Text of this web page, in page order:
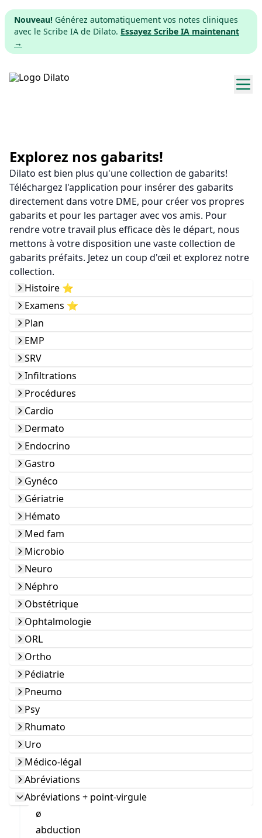
Nouveau! Générez automatiquement vos notes cliniques
avec le Scribe IA de Dilato. Essayez Scribe IA maintenant
→
Tarifs
Télécharger
App web
S'inscrire
Explorez nos gabarits!
Dilato est bien plus qu'une collection de gabarits!
Téléchargez l'application pour insérer des gabarits
directement dans votre DME, pour créer vos propres
gabarits et pour les partager avec vos amis. Pour
rendre votre travail plus efficace dès le départ, nous
mettons à votre disposition une vaste collection de
gabarits préfaits. Jetez un coup d'œil et explorez notre
collection.
Histoire ⭐️
Examens ⭐️
Plan
EMP
SRV
Infiltrations
Procédures
Cardio
Dermato
Endocrino
Gastro
Gynéco
Gériatrie
Hémato
Med fam
Microbio
Neuro
Néphro
Obstétrique
Ophtalmologie
ORL
Ortho
Pédiatrie
Pneumo
Psy
Rhumato
Uro
Médico-légal
Abréviations
Abréviations + point-virgule
ø
abduction